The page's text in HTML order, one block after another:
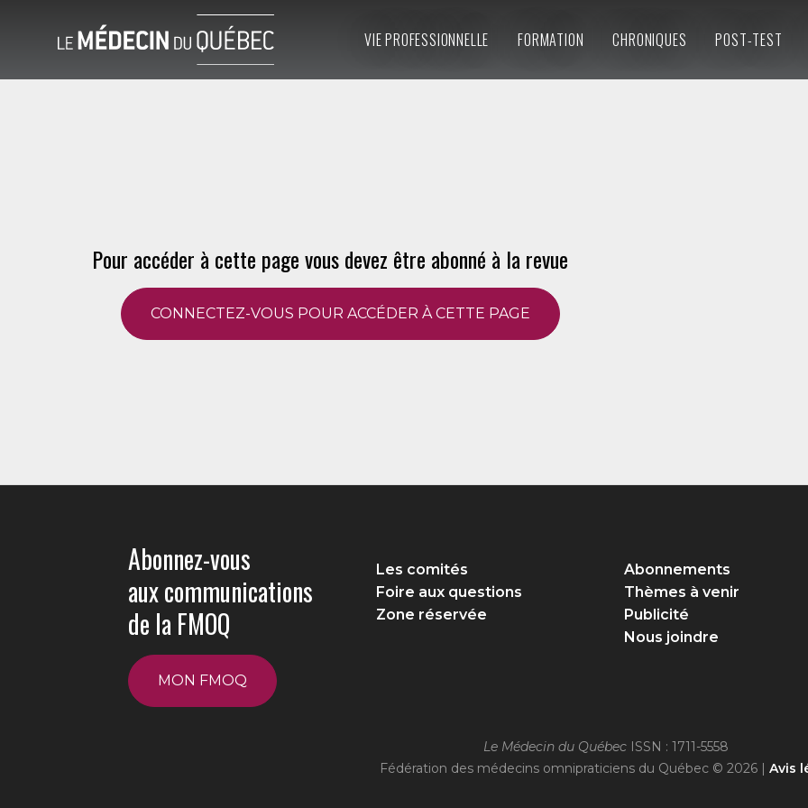
VIE PROFESSIONNELLE FORMATION CHRONIQUES POST-TEST
Pour accéder à cette page vous devez être abonné à la revue
CONNECTEZ-VOUS POUR ACCÉDER À CETTE PAGE
Abonnez-vous
aux communications
de la FMOQ
MON FMOQ
Les comités
Foire aux questions
Zone réservée
Abonnements
Thèmes à venir
Publicité
Nous joindre
Le Médecin du Québec ISSN : 1711-5558
Fédération des médecins omnipraticiens du Québec © 2026 | Avis